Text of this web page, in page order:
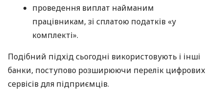
проведення виплат найманим
працівникам, зі сплатою податків «у
комплекті».
Подібний підхід сьогодні використовують і інші
банки, поступово розширюючи перелік цифрових
сервісів для підприємців.